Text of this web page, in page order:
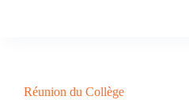
Réunion du Collège